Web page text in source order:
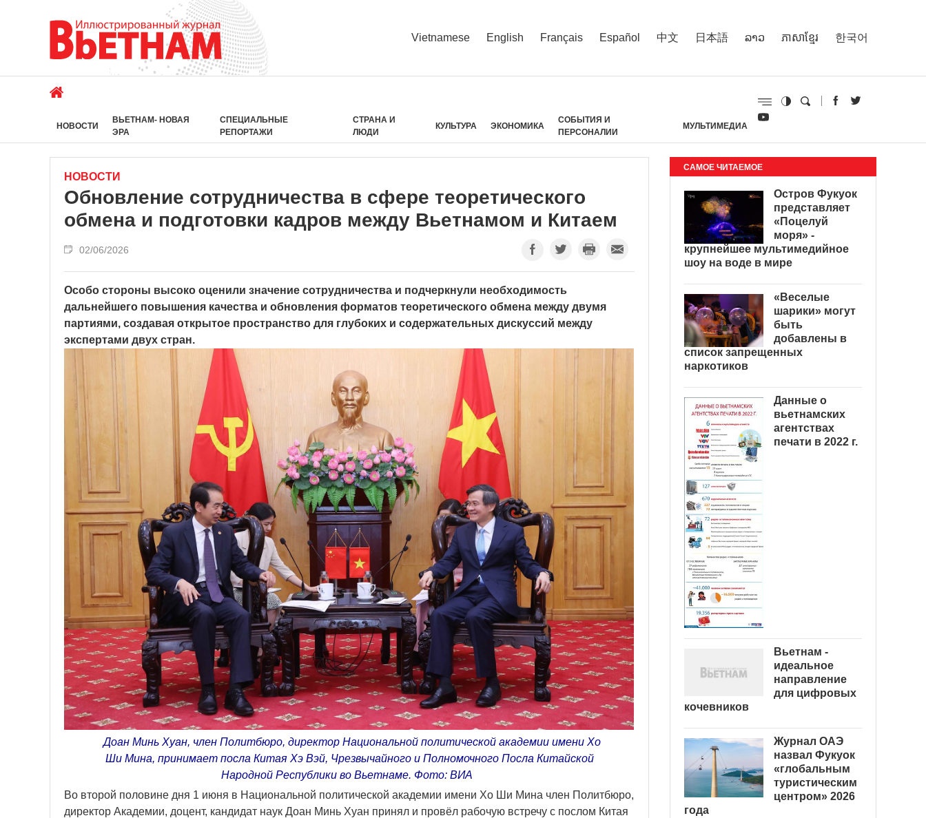
Vietnamese English Français Español 中文 日本語 ລາວ ភាសាខ្មែរ 한국어
НОВОСТИ
ВЬЕТНАМ- НОВАЯ
ЭРА
СПЕЦИАЛЬНЫЕ
РЕПОРТАЖИ
СТРАНА И
ЛЮДИ
КУЛЬТУРА ЭКОНОМИКА
СОБЫТИЯ И
ПЕРСОНАЛИИ
МУЛЬТИМЕДИА
НОВОСТИ
Обновление сотрудничества в сфере теоретического
обмена и подготовки кадров между Вьетнамом и Китаем
02/06/2026
Особо стороны высоко оценили значение сотрудничества и подчеркнули необходимость
дальнейшего повышения качества и обновления форматов теоретического обмена между двумя
партиями, создавая открытое пространство для глубоких и содержательных дискуссий между
экспертами двух стран.
Доан Минь Хуан, член Политбюро, директор Национальной политической академии имени Хо
Ши Мина, принимает посла Китая Хэ Вэй, Чрезвычайного и Полномочного Посла Китайской
Народной Республики во Вьетнаме. Фото: ВИА
Во второй половине дня 1 июня в Национальной политической академии имени Хо Ши Мина член Политбюро,
директор Академии, доцент, кандидат наук Доан Минь Хуан принял и провёл рабочую встречу с послом Китая
САМОЕ ЧИТАЕМОЕ
Остров Фукуок
представляет
«Поцелуй
моря» -
крупнейшее мультимедийное
шоу на воде в мире
«Веселые
шарики» могут
быть
добавлены в
список запрещенных
наркотиков
Данные о
вьетнамских
агентствах
печати в 2022 г.
Вьетнам -
идеальное
направление
для цифровых
кочевников
Журнал ОАЭ
назвал Фукуок
«глобальным
туристическим
центром» 2026
года